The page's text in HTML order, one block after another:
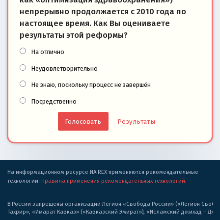
непрерывно продолжается с 2010 года по
настоящее время. Как Вы оцениваете
результаты этой реформы?
На отлично
Неудовлетворительно
Не знаю, поскольку процесс не завершён
Посредственно
Результаты
На информационном ресурсе ИА REX применяются рекомендательные
технологии. Правила применения рекомендательных технологий.
В России запрещены организации Легион «Свобода России» («Легион
Тахрир», «Имарат Кавказ» («Кавказский Эмират»), «Исламский джихад –